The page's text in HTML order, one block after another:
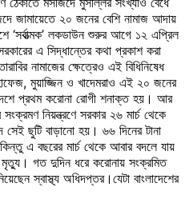
জামায়েতে ২০ জনের বেশি নামাজ আদায়
‘সর্বাত্মক’ লকডাউন শুরুর আগে ১২ এপ্রিল
এ সিদ্ধান্তের কথা প্রকাশ করা
নামাজের ক্ষেত্রেও এই বিধিনিষেধ
মুয়াজ্জিন ও খাদেমরাও এই ২০ জনের
প্রথম করোনা রোগী শনাক্ত হয়। আর
নিয়ন্ত্রণে সরকার ২৬ মার্চ থেকে
সেই ছুটি বাড়ানো হয়। ৬৬ দিনের টানা
এ বছরের মার্চ থেকে আবার বদলে যায়
গত দুদিন ধরে করোনায় সংক্রমিত
স্বাস্থ্য অধিদপ্তর।যেটা বাংলাদেশের